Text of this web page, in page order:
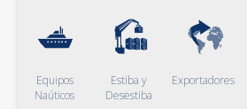
Equipos
Naúticos
Estiba y
Desestiba
Exportadores